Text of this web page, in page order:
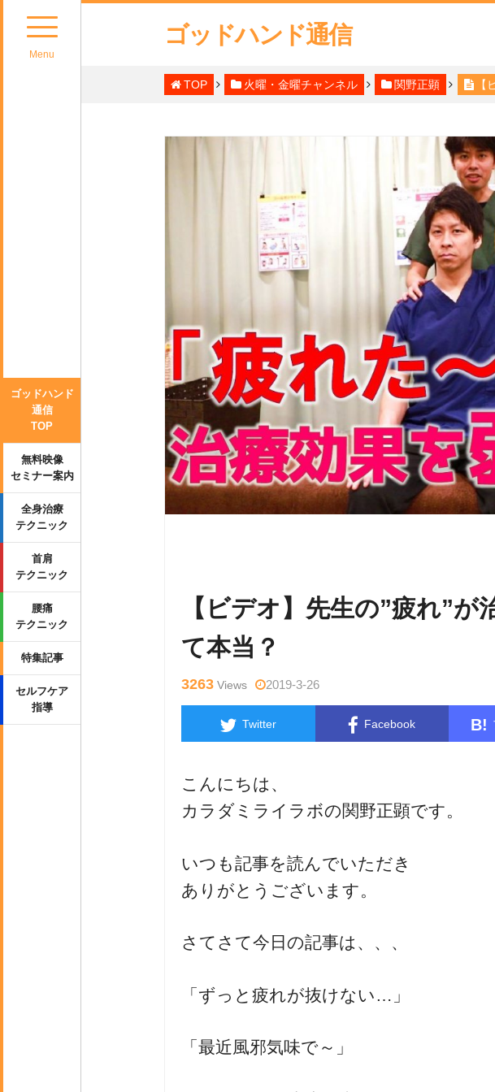
Menu
ゴッドハンド
通信
TOP
無料映像
セミナー案内
全身治療
テクニック
首肩
テクニック
腰痛
テクニック
特集記事
セルフケア
指導
ゴッドハンド通信
TOP 火曜・金曜チャンネル 関野正顕
【ビデオ】先生の”疲れ”が
て本当？
3263 Views 2019-3-26
Twitter Facebook B!
こんにちは、
カラダミライラボの関野正顕です。
いつも記事を読んでいただき
ありがとうございます。
さてさて今日の記事は、、、
「ずっと疲れが抜けない…」
「最近風邪気味で～」